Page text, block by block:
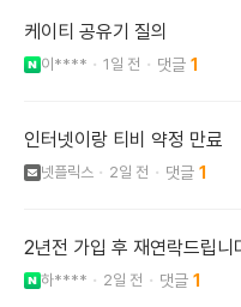
케이티 공유기 질의
이**** 1일 전 1
인터넷이랑 티비 약정 만료
넷플릭스 2일 전 1
2년전 가입 후 재연락드립니
하**** 2일 전 1